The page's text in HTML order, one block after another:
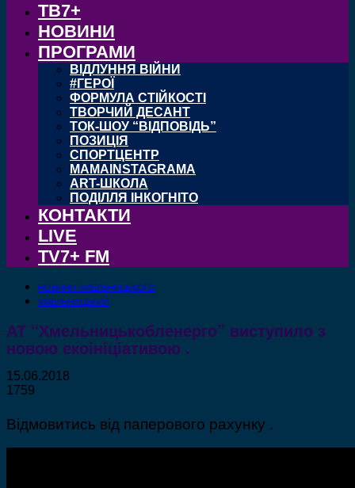
ТВ7+
НОВИНИ
ПРОГРАМИ
ВІДЛУННЯ ВІЙНИ
#ГЕРОЇ
ФОРМУЛА СТІЙКОСТІ
ТВОРЧИЙ ДЕСАНТ
ТОК-ШОУ “ВІДПОВІДЬ”
ПОЗИЦІЯ
СПОРТЦЕНТР
MAMAINSTAGRAMA
ART-ШКОЛА
ПОДІЛЛЯ ІНКОГНІТО
КОНТАКТИ
LIVE
TV7+ FM
НОВИНИ ХМЕЛЬНИЦЬКОГО
ХМЕЛЬНИЦЬКИЙ
АТ “Хмельницькобленерго” виступило з
новою екоініціативою .
15.06.2018
1759
Відмовитись від паперового рахунку .